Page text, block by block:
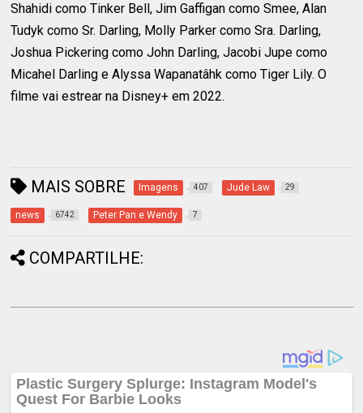
Shahidi como Tinker Bell, Jim Gaffigan como Smee, Alan
Tudyk como Sr. Darling, Molly Parker como Sra. Darling,
Joshua Pickering como John Darling, Jacobi Jupe como
Micahel Darling e Alyssa Wapanatâhk como Tiger Lily. O
filme vai estrear na Disney+ em 2022.
MAIS SOBRE Imagens 407 Jude Law 29
news 6742 Peter Pan e Wendy 7
COMPARTILHE: